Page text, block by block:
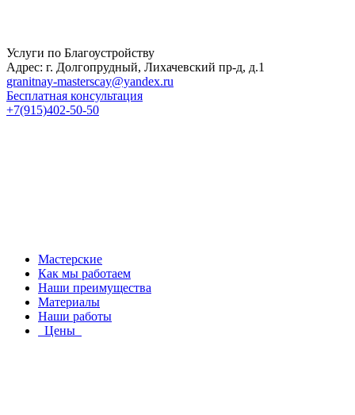
Услуги по Благоустройству
Адрес: г. Долгопрудный, Лихачевский пр-д, д.1
granitnay-masterscay@yandex.ru
Бесплатная консультация
+7(915)402-50-50
Мастерские
Как мы работаем
Наши преимущества
Материалы
Наши работы
Цены